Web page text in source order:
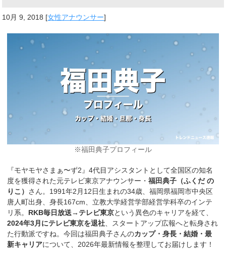
10月 9, 2018 [女性アナウンサー]
※福田典子プロフィール
『モヤモヤさまぁ〜ず2』4代目アシスタントとして全国区の知名
度を獲得された元テレビ東京アナウンサー・福田典子（ふくだ の
りこ） さん。1991年2月12日生まれの34歳、福岡県福岡市中央区
唐人町出身、身長167cm、立教大学経営学部経営学科卒のインテ
リ系。 RKB毎日放送→テレビ東京という異色のキャリアを経て、
2024年3月にテレビ東京を退社、スタートアップ広報へと転身され
た行動派ですね。今回は福田典子さんのカップ・身長・結婚・最
新キャリアについて、2026年最新情報を整理してお届けします！